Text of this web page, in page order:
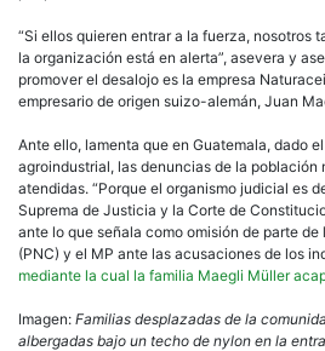
“Si ellos quieren entrar a la fuerza, nosotros
la organización está en alerta”, asevera y
promover el desalojo es la empresa
empresario de origen suizo-alemán, Juan
Ante ello, lamenta que en Guatemala, dado
agroindustrial, las denuncias de la población
atendidas. “Porque el organismo judicial es
Suprema de Justicia y la Corte de
ante lo que señala como omisión de parte
(PNC) y el MP ante las acusaciones de los
mediante la cual la familia Maegli Müller
Imagen: Familias desplazadas de la
albergadas bajo un techo de nylon en la